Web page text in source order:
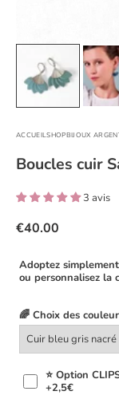
ACCUEILSHOPBIJOUX
Boucles cuir
3 avis
€40.00
Adoptez
ou personnalisez la
🌈 Choix des
⭐ Option
+2,5€